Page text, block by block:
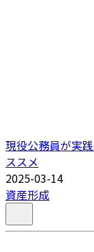
現役公務員が実
ススメ
2025-03-14
資産形成